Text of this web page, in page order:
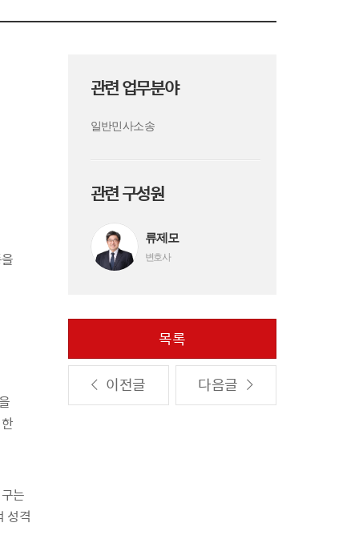
는
성격
관련 업무분야
일반민사소송
관련 구성원
류제모
변호사
목록
이전글 다음글